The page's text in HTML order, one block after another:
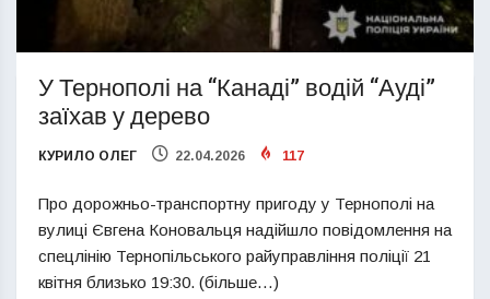
У Тернополі на “Канаді” водій “Ауді”
заїхав у дерево
КУРИЛО ОЛЕГ 22.04.2026 117
Про дорожньо-транспортну пригоду у Тернополі на
вулиці Євгена Коновальця надійшло повідомлення на
спецлінію Тернопільського райуправління поліції 21
квітня близько 19:30. (більше…)